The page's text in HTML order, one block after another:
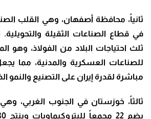
ثانياً، محافظة أصفهان، وهي القلب
في قطاع الصناعات الثقيلة
ثلث احتياجات البلاد من الفولاذ، وهو
للصناعات العسكرية والمدنية، مما
مباشرة لقدرة إيران على التصنيع والنمو
ثالثاً، خوزستان في الجنوب الغربي،